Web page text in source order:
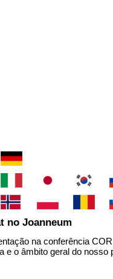
no Joanneum
na conferência
e o âmbito geral do nosso